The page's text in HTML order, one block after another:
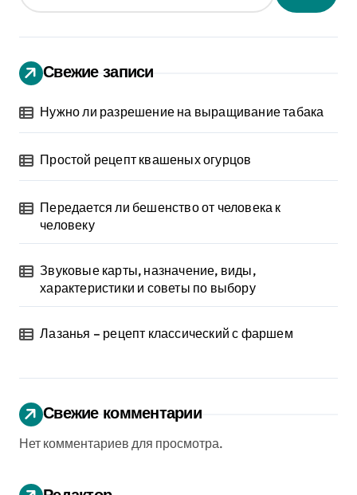
н
ц
и
я
з
а
п
и
с
е
й
Свежие записи
Нужно ли разрешение на выращивание табака
Простой рецепт квашеных огурцов
Передается ли бешенство от человека к
человеку
Звуковые карты, назначение, виды,
характеристики и советы по выбору
Лазанья – рецепт классический с фаршем
Свежие комментарии
Нет комментариев для просмотра.